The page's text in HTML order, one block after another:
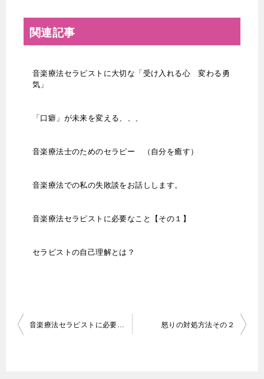
関連記事
音楽療法セラピストに大切な「受け入れる心 変わる勇
気」
「口癖」が未来を変える、、、
音楽療法士のためのセラピー （自分を癒す）
音楽療法での私の失敗談をお話しします。
音楽療法セラピストに必要なこと【その１】
セラピストの自己理解とは？
投
音楽療法セラピストに必要なこと【その１】 怒りの対処方法その２